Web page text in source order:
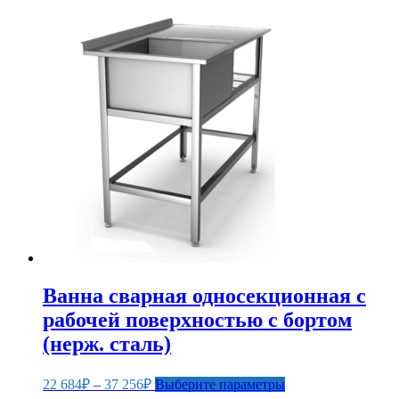
296₽
50
Ванна сварная односекционная с
рабочей поверхностью с бортом
(нерж. сталь)
22 684₽ – 37 256₽Диапазон
Выберите параметрыЭтот